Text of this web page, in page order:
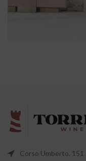
Corso Umberto,